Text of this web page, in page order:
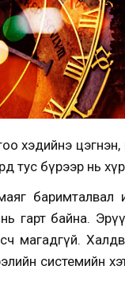
хэдийнэ
тус бүрээр нь
гарт байна.
магадгүй.
системийн